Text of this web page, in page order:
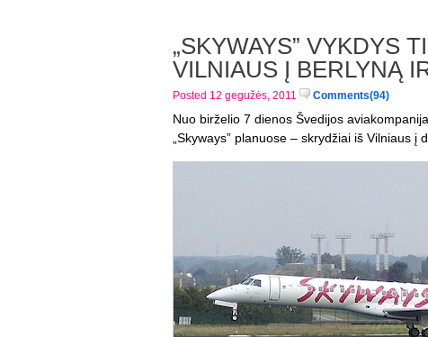
„SKYWAYS” VYKDYS
VILNIAUS Į BERLYNĄ
Posted 12 gegužės, 2011 Comments(94)
Nuo birželio 7 dienos Švedijos
„Skyways” planuose – skrydžiai iš Vilniaus